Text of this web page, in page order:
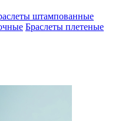
штампованные
Браслеты плетеные